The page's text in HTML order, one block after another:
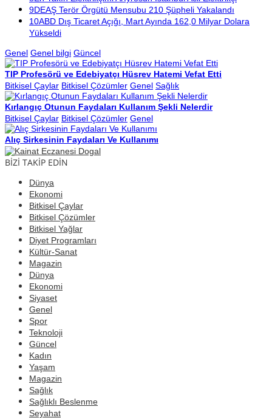
9DEAŞ Terör Örgütü Mensubu 210 Şüpheli Yakalandı
10ABD Dış Ticaret Açığı, Mart Ayında 162,0 Milyar Dolara
Yükseldi
Genel Genel bilgi Güncel
TIP Profesörü ve Edebiyatçı Hüsrev Hatemi Vefat Etti
Bitkisel Çaylar Bitkisel Çözümler Genel Sağlık
Kırlangıç Otunun Faydaları Kullanım Şekli Nelerdir
Bitkisel Çaylar Bitkisel Çözümler Genel
Alıç Sirkesinin Faydaları Ve Kullanımı
BİZİ TAKİP EDİN
Dünya
Ekonomi
Bitkisel Çaylar
Bitkisel Çözümler
Bitkisel Yağlar
Diyet Programları
Kültür-Sanat
Magazin
Dünya
Ekonomi
Siyaset
Genel
Spor
Teknoloji
Güncel
Kadın
Yaşam
Magazin
Sağlık
Sağlıklı Beslenme
Seyahat